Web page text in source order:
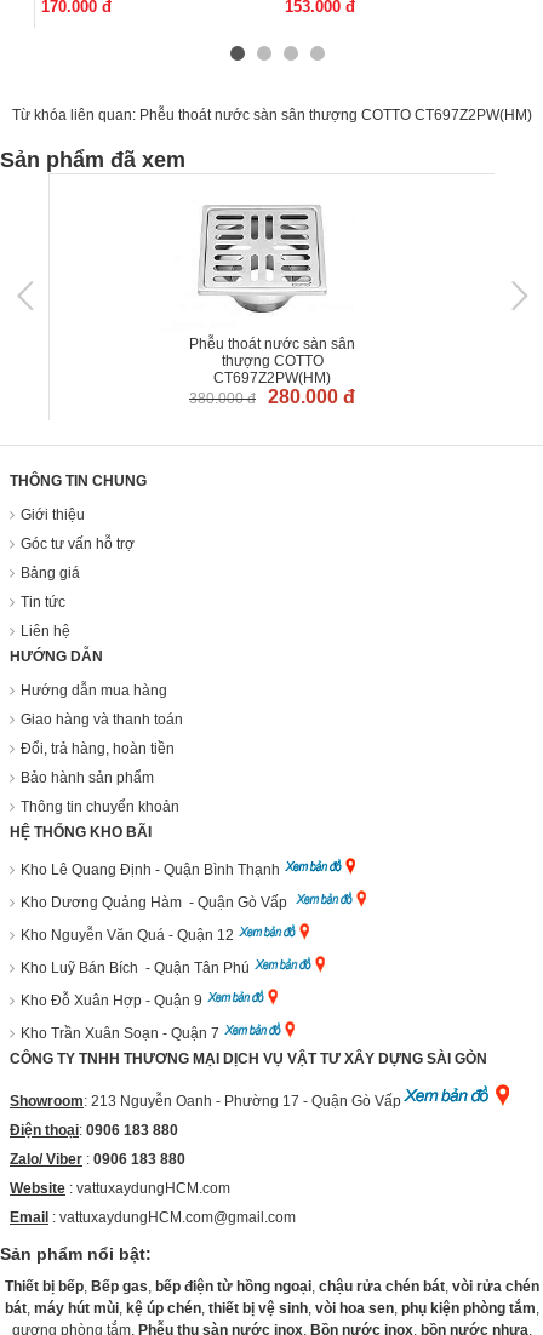
170.000 đ
153.000 đ
Từ khóa liên quan: Phễu thoát nước sàn sân thượng COTTO CT697Z2PW(HM)
Sản phẩm đã xem
Phễu thoát nước sàn sân
thượng COTTO
CT697Z2PW(HM)
380.000 đ
280.000 đ
THÔNG TIN CHUNG
Giới thiệu
Góc tư vấn hỗ trợ
Bảng giá
Tin tức
Liên hệ
HƯỚNG DẪN
Hướng dẫn mua hàng
Giao hàng và thanh toán
Đổi, trả hàng, hoàn tiền
Bảo hành sản phẩm
Thông tin chuyển khoản
HỆ THỐNG KHO BÃI
Kho Lê Quang Định - Quận Bình Thạnh
Kho Dương Quảng Hàm - Quận Gò Vấp
Kho Nguyễn Văn Quá - Quận 12
Kho Luỹ Bán Bích - Quận Tân Phú
Kho Đỗ Xuân Hợp - Quận 9
Kho Trần Xuân Soạn - Quận 7
CÔNG TY TNHH THƯƠNG MẠI DỊCH VỤ VẬT TƯ XÂY DỰNG SÀI GÒN
Showroom: 213 Nguyễn Oanh - Phường 17 - Quận Gò Vấp
Điện thoại: 0906 183 880
Zalo/ Viber : 0906 183 880
Website : vattuxaydungHCM.com
Email : vattuxaydungHCM.com@gmail.com
Sản phẩm nổi bật:
Thiết bị bếp, Bếp gas, bếp điện từ hồng ngoại, chậu rửa chén bát, vòi rửa chén
bát, máy hút mùi, kệ úp chén, thiết bị vệ sinh, vòi hoa sen, phụ kiện phòng tắm,
gương phòng tắm, Phễu thu sàn nước inox, Bồn nước inox, bồn nước nhựa,